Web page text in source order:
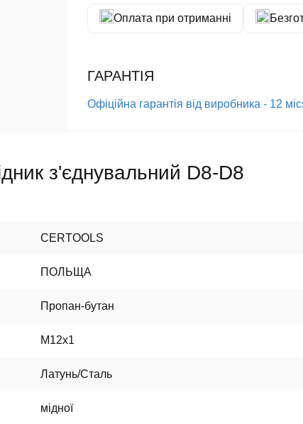
Оплата при отриманні
ГАРАНТІЯ
Офіційна гарантія від виробника - 12
з'єднувальний D8-D8
CERTOOLS
ПОЛЬЩА
Пропан-бутан
M12x1
Латунь/Сталь
мідної